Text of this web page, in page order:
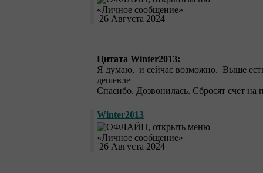
26 Августа 2024
Цитата Winter2013:
Я думаю, и сейчас возможно. Выше
дешевле
Спасибо. Дозвонилась. Сбросят счет на
Winter2013
26 Августа 2024